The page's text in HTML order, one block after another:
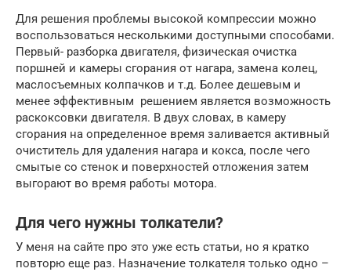
Для решения проблемы высокой компрессии можно
воспользоваться несколькими доступными способами.
Первый- разборка двигателя, физическая очистка
поршней и камеры сгорания от нагара, замена колец,
маслосъемных колпачков и т.д. Более дешевым и
менее эффективным решением является возможность
раскоксовки двигателя. В двух словах, в камеру
сгорания на определенное время заливается активный
очиститель для удаления нагара и кокса, после чего
смытые со стенок и поверхностей отложения затем
выгорают во время работы мотора.
Для чего нужны толкатели?
У меня на сайте про это уже есть статьи, но я кратко
повторю еще раз. Назначение толкателя только одно –